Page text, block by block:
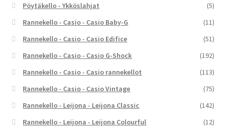
Pöytäkello - Ykköslahjat
(5)
Rannekello - Casio - Casio Baby-G
(11)
Rannekello - Casio - Casio Edifice
(51)
Rannekello - Casio - Casio G-Shock
(192)
Rannekello - Casio - Casio rannekellot
(113)
Rannekello - Casio - Casio Vintage
(75)
Rannekello - Leijona - Leijona Classic
(142)
Rannekello - Leijona - Leijona Colourful
(12)